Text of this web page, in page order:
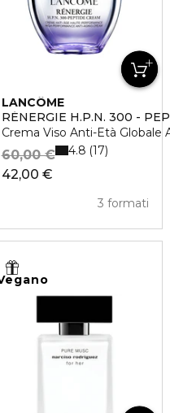
GEL CREAM
LANCÔME
RÉNERGIE H.P.N. 300 -
Crema Viso Anti-Età Globale
42,00 €
60,00 €
3 formati
4.8 17